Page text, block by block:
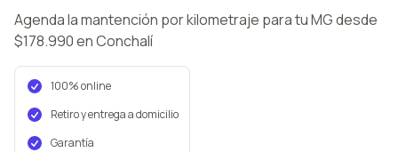
Agenda la mantención por kilometraje para tu MGdesde
$178.990en Conchalí
100% online
Retiro y entrega a domicilio
Garantía